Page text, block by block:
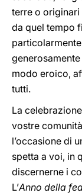
terre o originari
da quel tempo
modo eroico,
tutti.
La
vostre
l’occasione di
spetta a voi, in
discernerne i
L’Anno della